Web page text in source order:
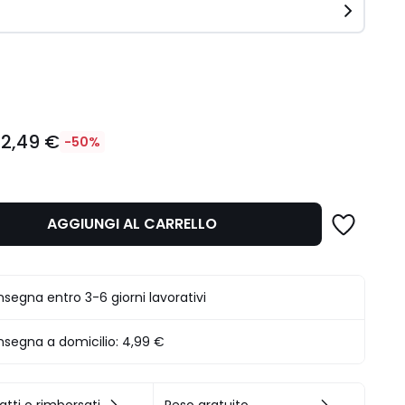
€ -50%
AGGIUNGI AL CARRELLO
entro 3-6 giorni lavorativi
a domicilio: 4,99 €